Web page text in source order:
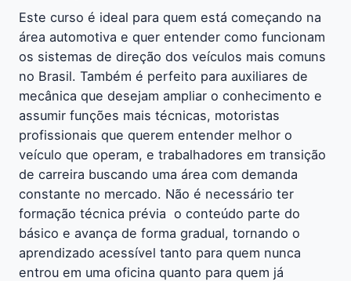
Este curso é ideal para quem está começando na
área automotiva e quer entender como funcionam
os sistemas de direção dos veículos mais comuns
no Brasil. Também é perfeito para auxiliares de
mecânica que desejam ampliar o conhecimento e
assumir funções mais técnicas, motoristas
profissionais que querem entender melhor o
veículo que operam, e trabalhadores em transição
de carreira buscando uma área com demanda
constante no mercado. Não é necessário ter
formação técnica prévia  o conteúdo parte do
básico e avança de forma gradual, tornando o
aprendizado acessível tanto para quem nunca
entrou em uma oficina quanto para quem já